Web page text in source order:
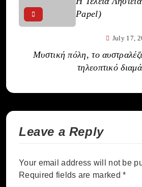
Papel)
July 17,
Μυστική πόλη, το
τηλεοπτικό
Leave a Reply
Your email address will not be
Required fields are marked*